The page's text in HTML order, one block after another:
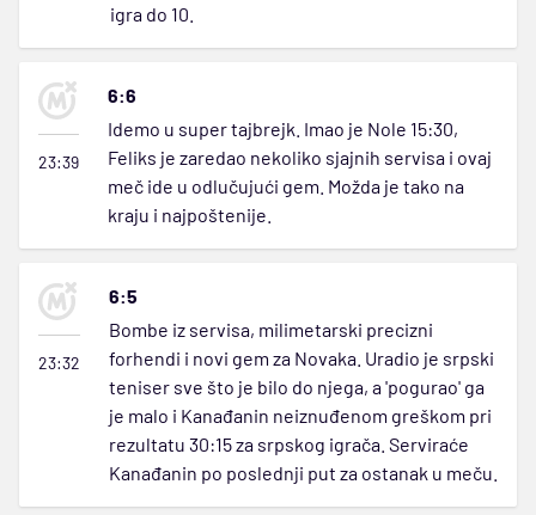
igra do 10.
23:39
6:6
Idemo u super tajbrejk. Imao je Nole 15:30,
Feliks je zaredao nekoliko sjajnih servisa i ovaj
meč ide u odlučujući gem. Možda je tako na
kraju i najpoštenije.
23:32
6:5
Bombe iz servisa, milimetarski precizni
forhendi i novi gem za Novaka. Uradio je srpski
teniser sve što je bilo do njega, a 'pogurao' ga
je malo i Kanađanin neiznuđenom greškom pri
rezultatu 30:15 za srpskog igrača. Serviraće
Kanađanin po poslednji put za ostanak u meču.